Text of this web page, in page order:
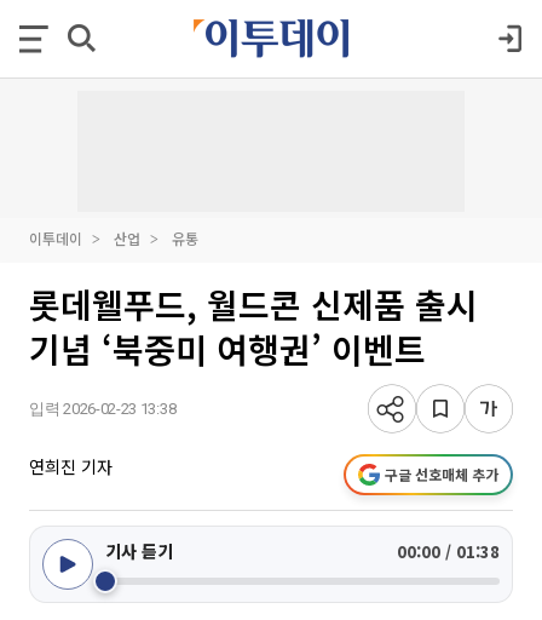
이투데이 산업 유통
롯데웰푸드, 월드콘 신제품 출시
기념 ‘북중미 여행권’ 이벤트
입력 2026-02-23 13:38
연희진 기자 구글 선호매체 추가
기사 듣기 00:00 / 01:38